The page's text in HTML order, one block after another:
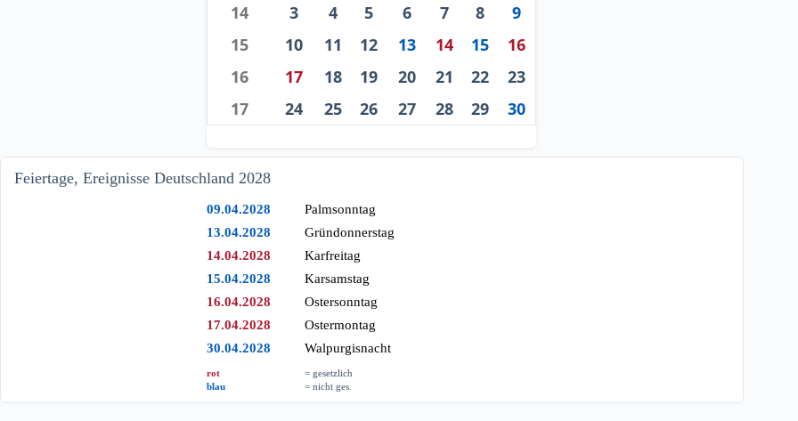
14
3 4 5 6 7 8
9
15
10 11 12 13 14 15
16
16
17 18 19 20 21 22
23
17
24 25 26 27 28 29 30
Feiertage, Ereignisse Deutschland 2028
09.04.2028
Palmsonntag
13.04.2028
Gründonnerstag
14.04.2028
Karfreitag
15.04.2028
Karsamstag
16.04.2028
Ostersonntag
17.04.2028
Ostermontag
30.04.2028
Walpurgisnacht
rot
= gesetzlich
blau
= nicht ges.